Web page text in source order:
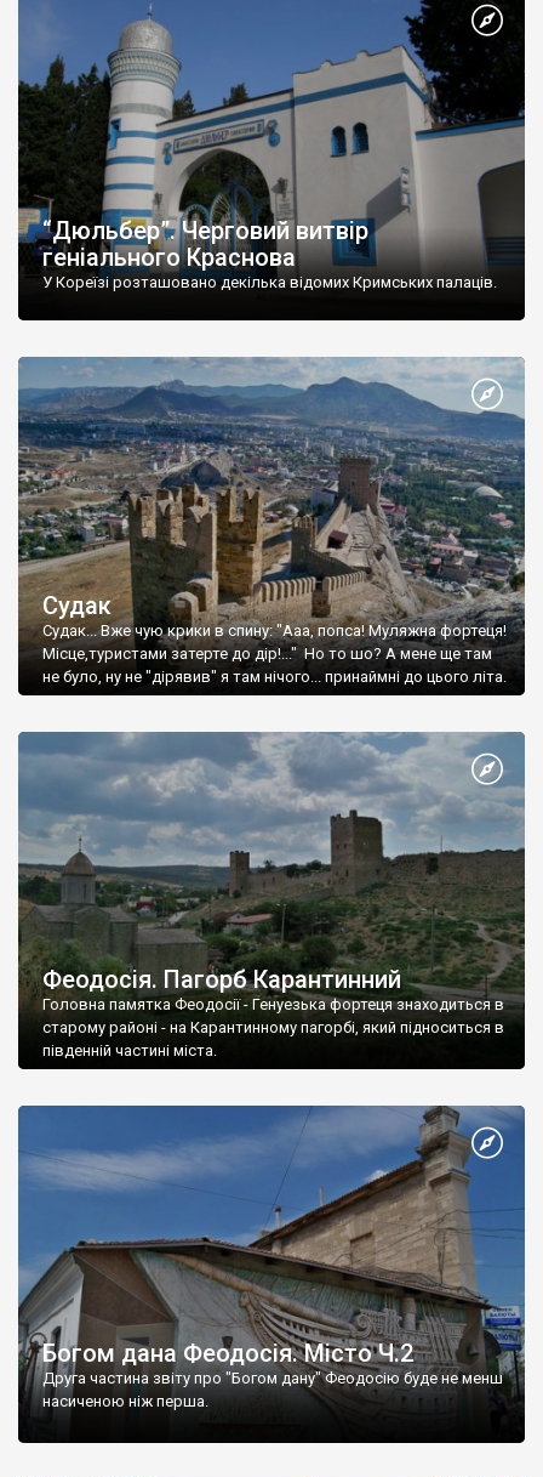
“Дюльбер”. Черговий витвір
геніального Краснова
У Кореїзі розташовано декілька відомих Кримських палаців.
Судак
Судак... Вже чую крики в спину: "Ааа, попса! Муляжна фортеця!
Місце,туристами затерте до дір!..." Но то шо? А мене ще там
не було, ну не "дірявив" я там нічого... принаймні до цього літа.
Феодосія. Пагорб Карантинний
Головна памятка Феодосії - Генуезька фортеця знаходиться в
старому районі - на Карантинному пагорбі, який підноситься в
південній частині міста.
Богом дана Феодосія. Місто Ч.2
Друга частина звіту про "Богом дану" Феодосію буде не менш
насиченою ніж перша.